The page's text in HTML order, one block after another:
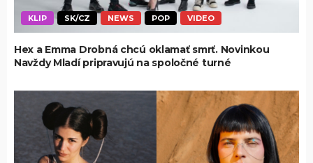
KLIP SK/CZ NEWS POP VIDEO
Hex a Emma Drobná chcú oklamať smrť. Novinkou
Navždy Mladí pripravujú na spoločné turné